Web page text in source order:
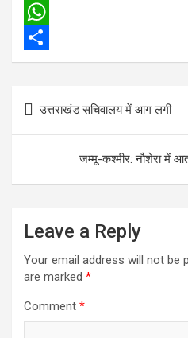
c
e
b
o
k
w
t
e
r
E
m
a
l
W
h
t
s
S
a
r
navigation
उत्तराखंड सचिवालय में आग लगी
जम्मू-कश्मीर: नौशेरा में
Leave a Reply
Your email address will not be
are marked *
Comment *